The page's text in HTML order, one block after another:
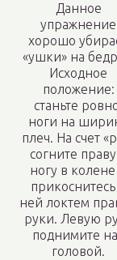
Данное
упражнение
хорошо
«ушки» на
Исходное
положение:
станьте
ноги на
плеч. На счет
согните
ногу в
ней локтем
руки. Левую
поднимите
головой.